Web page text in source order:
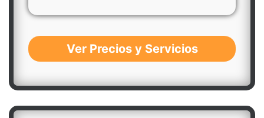
Ver Precios y Servicios